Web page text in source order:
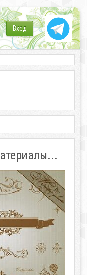
Вход